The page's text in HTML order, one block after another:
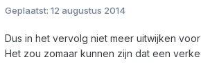
Geplaatst: 12 augustus 2014
Dus in het vervolg niet meer uitwijken
Het zou zomaar kunnen zijn dat een